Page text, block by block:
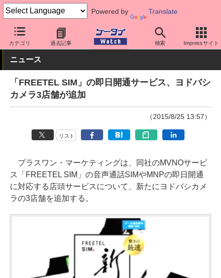
Powered by Translate
カテゴリ 過去記事 検索 Impressサイト
ケータイ Watch 格安スマホ/格安SIM 格安SIM/MVNO アプリ
ニュース
「FREETEL SIM」の即日開通サービス、ヨドバシ
カメラ3店舗が追加
（2015/8/25 13:57）
リスト
プラスワン・マーケティングは、同社のMVNOサービ
ス「FREETEL SIM」の音声通話SIMやMNPの即日開通
に対応する店頭サービスについて、新たにヨドバシカメ
ラの3店舗を追加する。